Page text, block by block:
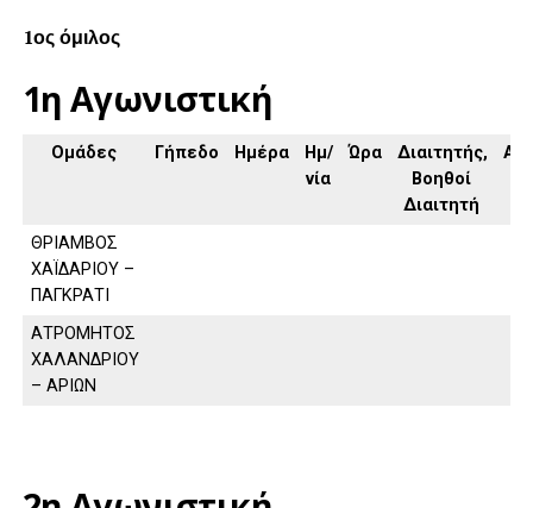
1ος όμιλος
1η Αγωνιστική
Ομάδες Γήπεδο Ημέρα
Ημ/
νία
Ώρα
Διαιτητής,
Βοηθοί
Διαιτητή
ΘΡΙΑΜΒΟΣ
ΧΑΪΔΑΡΙΟΥ –
ΠΑΓΚΡΑΤΙ
ΑΤΡΟΜΗΤΟΣ
ΧΑΛΑΝΔΡΙΟΥ
– ΑΡΙΩΝ